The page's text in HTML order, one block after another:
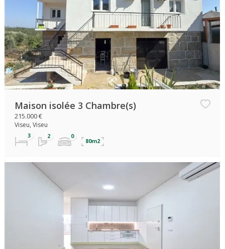
Maison isolée 3 Chambre(s)
215.000 €
Viseu, Viseu
80m2